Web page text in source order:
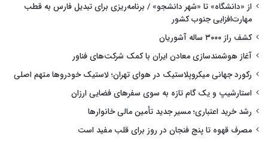
از «دانشگاه» تا «شهر دانشجو» / برنامه‌ریزی برای تبدیل فارس به قطب
مهارت‌افزایی جنوب کشور
کشف راز ۳۰۰۰ ساله آشوریان
آغاز هوشمندسازی معادن ایران با کمک شرکت‌های فناور
رکورد جهانی میکروپلاستیک در هوای تهران؛ لاستیک خودروها متهم اصلی
استارشیپ و یک گام تازه به سوی سفرهای فضایی ارزان
رشد خرید اعتباری؛ مسیر جدید تأمین مالی خانوارها
مصرف قهوه تا پنج فنجان در روز برای قلب مفید است